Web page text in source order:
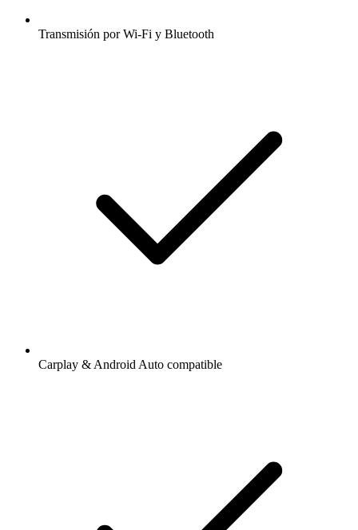
Transmisión por Wi-Fi y Bluetooth
Carplay & Android Auto compatible